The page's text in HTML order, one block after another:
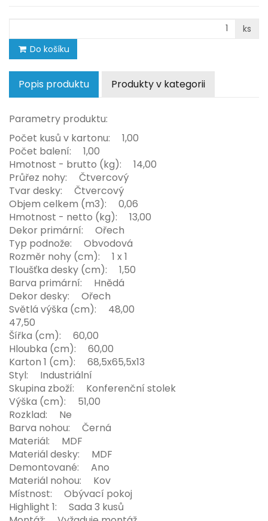
ks
Do košíku
Popis produktu Produkty v kategorii
Parametry produktu:
Počet kusů v kartonu: 1,00
Počet balení: 1,00
Hmotnost - brutto (kg): 14,00
Průřez nohy: Čtvercový
Tvar desky: Čtvercový
Objem celkem (m3): 0,06
Hmotnost - netto (kg): 13,00
Dekor primární: Ořech
Typ podnože: Obvodová
Rozměr nohy (cm): 1 x 1
Tloušťka desky (cm): 1,50
Barva primární: Hnědá
Dekor desky: Ořech
Světlá výška (cm): 48,00
47,50
Šířka (cm): 60,00
Hloubka (cm): 60,00
Karton 1 (cm): 68,5x65,5x13
Styl: Industriální
Skupina zboží: Konferenční stolek
Výška (cm): 51,00
Rozklad: Ne
Barva nohou: Černá
Materiál: MDF
Materiál desky: MDF
Demontované: Ano
Materiál nohou: Kov
Místnost: Obývací pokoj
Highlight 1: Sada 3 kusů